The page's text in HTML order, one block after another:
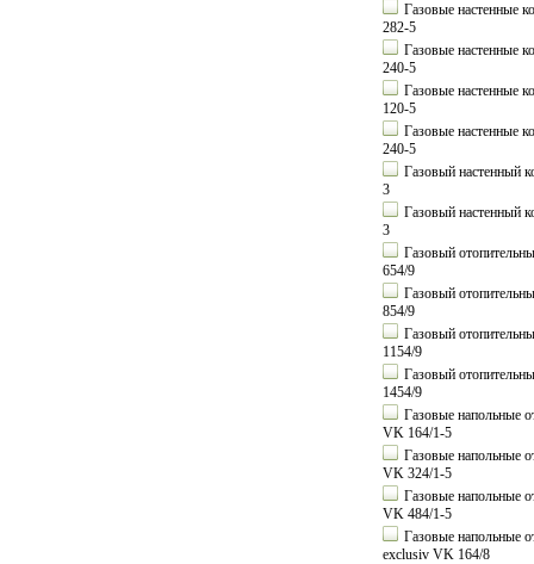
Газовые настенные
282-5
Газовые настенные
240-5
Газовые настенные
120-5
Газовые настенные
240-5
Газовый настенный
3
Газовый настенный
3
Газовый
654/9
Газовый
854/9
Газовый
1154/9
Газовый
1454/9
Газовые напольные
VK 164/1-5
Газовые напольные
VK 324/1-5
Газовые напольные
VK 484/1-5
Газовые напольные
exclusiv VK 164/8